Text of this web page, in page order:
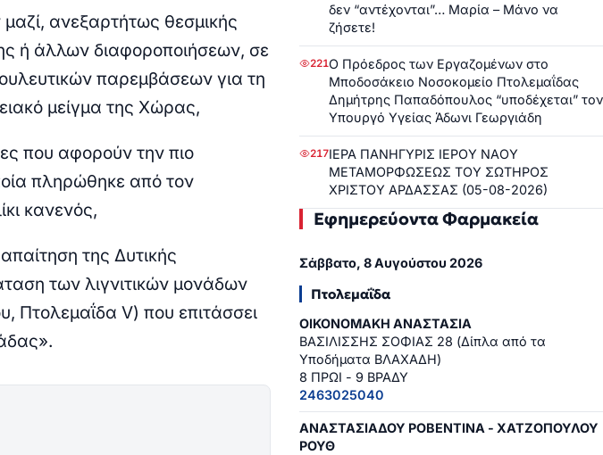
μαζί, ανεξαρτήτως θεσμικής
ή άλλων διαφοροποιήσεων, σε
παρεμβάσεων για τη
μείγμα της Χώρας,
που αφορούν την πιο
πληρώθηκε από τον
κανενός,
της Δυτικής
των λιγνιτικών μονάδων
Πτολεμαΐδα V) που επιτάσσει
δεν “αντέχονται”… Μαρία – Μάνο να
ζήσετε!
221Ο Πρόεδρος των Εργαζομένων στο
Μποδοσάκειο Νοσοκομείο Πτολεμαΐδας
Δημήτρης Παπαδόπουλος “υποδέχεται” τον
Υπουργό Υγείας Άδωνι Γεωργιάδη
217ΙΕΡΑ ΠΑΝΗΓΥΡΙΣ ΙΕΡΟΥ ΝΑΟΥ
ΜΕΤΑΜΟΡΦΩΣΕΩΣ ΤΟΥ ΣΩΤΗΡΟΣ
ΧΡΙΣΤΟΥ ΑΡΔΑΣΣΑΣ (05-08-2026)
Εφημερεύοντα Φαρμακεία
Σάββατο, 8 Αυγούστου 2026
Πτολεμαΐδα
ΟΙΚΟΝΟΜΑΚΗ ΑΝΑΣΤΑΣΙΑ
ΒΑΣΙΛΙΣΣΗΣ ΣΟΦΙΑΣ 28 (Δίπλα από τα
Υποδήματα ΒΛΑΧΑΔΗ)
8 ΠΡΩΙ - 9 ΒΡΑΔΥ
2463025040
ΑΝΑΣΤΑΣΙΑΔΟΥ ΡΟΒΕΝΤΙΝΑ - ΧΑΤΖΟΠΟΥΛΟΥ
ΡΟΥΘ